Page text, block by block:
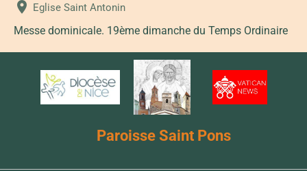
Eglise Saint Antonin
Messe dominicale. 19ème dimanche du Temps Ordinaire
Paroisse Saint Pons